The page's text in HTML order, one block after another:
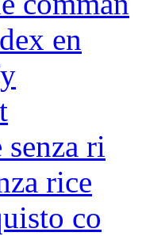
en
ri
rice
co